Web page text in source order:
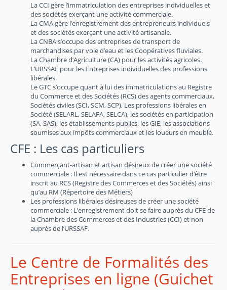
La CCI gère l’immatriculation des entreprises individuelles et
des sociétés exerçant une activité commerciale.
La CMA gère l’enregistrement des entrepreneurs individuels
et des sociétés exerçant une activité artisanale.
La CNBA s’occupe des entreprises de transport de
marchandises par voie d’eau et les Coopératives fluviales.
La Chambre d’Agriculture (CA) pour les activités agricoles.
L’URSSAF pour les Entreprises individuelles des professions
libérales.
Le GTC s’occupe quant à lui des immatriculations au Registre
du Commerce et des Sociétés (RCS) des agents commerciaux,
Sociétés civiles (SCI, SCM, SCP), Les professions libérales en
Société (SELARL, SELAFA, SELCA), les sociétés en participation
(SA, SAS), les établissements publics, les GIE, les associations
soumises aux impôts commerciaux et les loueurs en meublé.
CFE : Les cas particuliers
Commerçant-artisan et artisan désireux de créer une société
commerciale : Il est nécessaire dans ce cas particulier d’être
inscrit au RCS (Registre des Commerces et des Sociétés) ainsi
qu’au RM (Répertoire des Métiers)
Les professions libérales désireuses de créer une société
commerciale : L’enregistrement doit se faire auprès du CFE de
la Chambre des Commerces et des Industries (CCI) et non
auprès de l’URSSAF.
Le Centre de Formalités des
Entreprises en ligne (Guichet